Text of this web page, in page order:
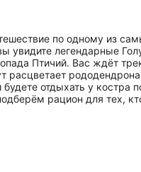
по одному из
увидите легендарные
Птичий. Вас ждёт
расцветает
отдыхать у
рацион для тех,